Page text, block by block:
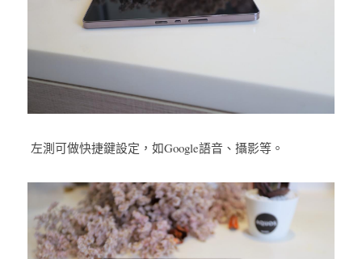
左測可做快捷鍵設定，如Google語音、攝影等。